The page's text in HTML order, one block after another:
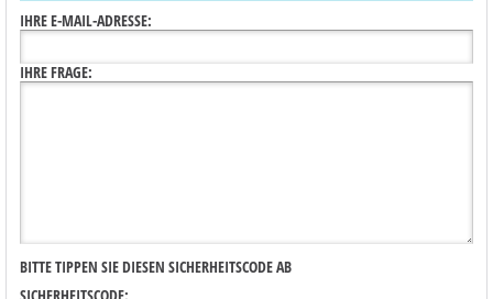
IHRE E-MAIL-ADRESSE:
IHRE FRAGE:
BITTE TIPPEN SIE DIESEN SICHERHEITSCODE AB
SICHERHEITSCODE: